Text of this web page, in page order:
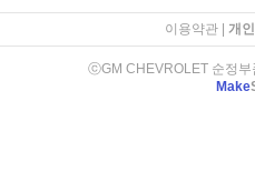
이용약관| 개
ⓒGM CHEVROLET 순정부
Make